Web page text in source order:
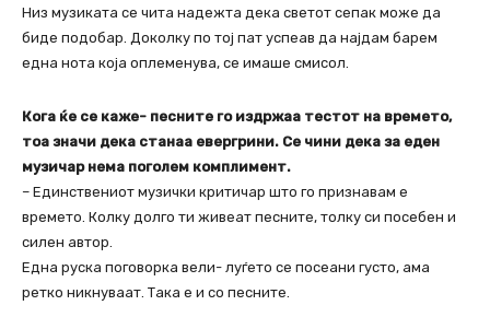
Низ музиката се чита надежта дека светот сепак може да
биде подобар. Доколку по тој пат успеав да најдам барем
една нота која оплеменува, се имаше смисол.
Кога ќе се каже- песните го издржаа тестот на времето,
тоа значи дека станаа евергрини. Се чини дека за еден
музичар нема поголем комплимент.
– Единствениот музички критичар што го признавам е
времето. Колку долго ти живеат песните, толку си посебен и
силен автор.
Една руска поговорка вели- луѓето се посеани густо, ама
ретко никнуваат. Така е и со песните.